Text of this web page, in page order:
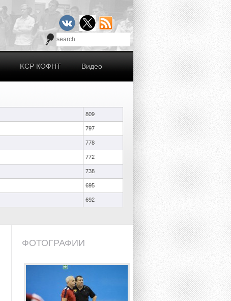
KCР КОФНТ Видео
809
797
778
772
738
695
692
ФОТОГРАФИИ